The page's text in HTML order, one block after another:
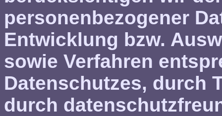
personenbezogener
Entwicklung bzw.
sowie Verfahren
Datenschutzes, durch
durch